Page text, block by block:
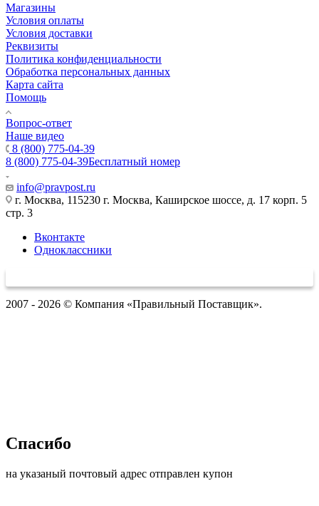
Магазины
Условия оплаты
Условия доставки
Реквизиты
Политика конфиденциальности
Обработка персональных данных
Карта сайта
Помощь
Вопрос-ответ
Наше видео
8 (800) 775-04-39
8 (800) 775-04-39Бесплатный номер
info@pravpost.ru
г. Москва, 115230 г. Москва, Каширское шоссе, д. 17 корп. 5
стр. 3
Вконтакте
Одноклассники
2007 - 2026 © Компания «Правильный Поставщик».
Спасибо
на указаный почтовый адрес отправлен купон